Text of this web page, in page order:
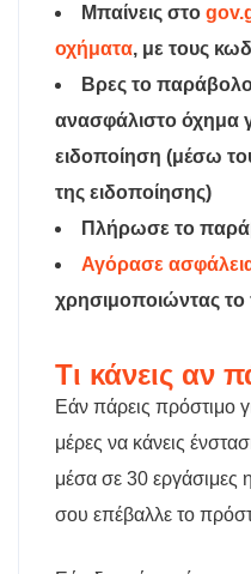
Μπαίνεις στο
οχήματα, με τους
Βρες το παράβολο
ανασφάλιστο όχημα
ειδοποίηση (μέσω
της ειδοποίησης)
Πλήρωσε το
Αγόρασε
χρησιμοποιώντας
Τι κάνεις αν
Εάν πάρεις πρόστιμο
μέρες να κάνεις
μέσα σε 30 εργάσιμες
σου επέβαλλε το